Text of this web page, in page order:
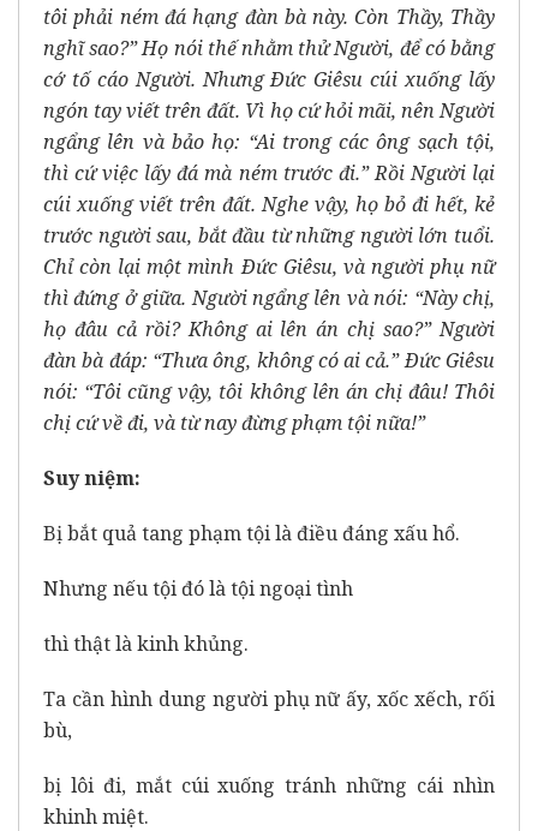
tôi phải ném đá hạng đàn bà này. Còn Thầy, Thầy
nghĩ sao?” Họ nói thế nhằm thử Người, để có bằng
cớ tố cáo Người. Nhưng Ðức Giêsu cúi xuống lấy
ngón tay viết trên đất. Vì họ cứ hỏi mãi, nên Người
ngẩng lên và bảo họ: “Ai trong các ông sạch tội,
thì cứ việc lấy đá mà ném trước đi.” Rồi Người lại
cúi xuống viết trên đất. Nghe vậy, họ bỏ đi hết, kẻ
trước người sau, bắt đầu từ những người lớn tuổi.
Chỉ còn lại một mình Ðức Giêsu, và người phụ nữ
thì đứng ở giữa. Người ngẩng lên và nói: “Này chị,
họ đâu cả rồi? Không ai lên án chị sao?” Người
đàn bà đáp: “Thưa ông, không có ai cả.” Ðức Giêsu
nói: “Tôi cũng vậy, tôi không lên án chị đâu! Thôi
chị cứ về đi, và từ nay đừng phạm tội nữa!”
Suy niệm:
Bị bắt quả tang phạm tội là điều đáng xấu hổ.
Nhưng nếu tội đó là tội ngoại tình
thì thật là kinh khủng.
Ta cần hình dung người phụ nữ ấy, xốc xếch, rối
bù,
bị lôi đi, mắt cúi xuống tránh những cái nhìn
khinh miệt.